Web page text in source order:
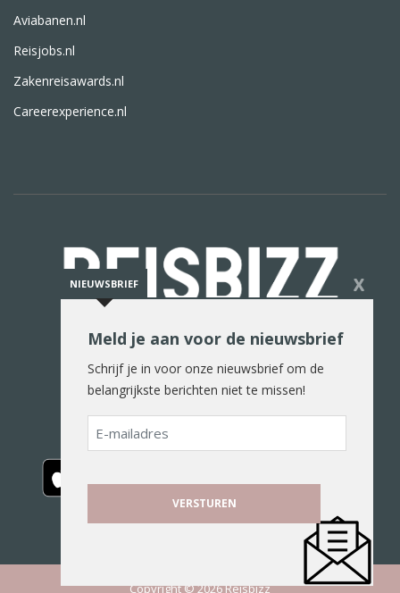
Aviabanen.nl
Reisjobs.nl
Zakenreisawards.nl
Careerexperience.nl
De reiswereld in woord en beeld
Copyright © 2026 Reisbizz
NIEUWSBRIEF X
Meld je aan voor de nieuwsbrief
Schrijf je in voor onze nieuwsbrief om de
belangrijkste berichten niet te missen!
E-
mailadres